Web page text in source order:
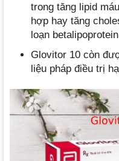
trong tăng lipid
hợp hay tăng
loạn
Glovitor 10 còn
liệu pháp điều trị